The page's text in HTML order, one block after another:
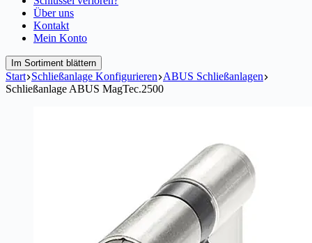
Über uns
Kontakt
Mein Konto
Im Sortiment blättern
Start Schließanlage Konfigurieren ABUS Schließanlagen
Schließanlage ABUS MagTec.2500